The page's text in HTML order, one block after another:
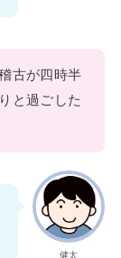
古が四時半
と過ごした
健太